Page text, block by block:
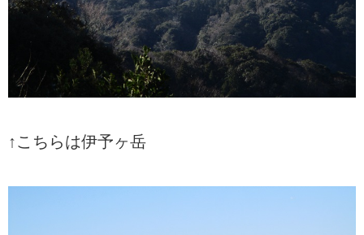
↑こちらは伊予ヶ岳